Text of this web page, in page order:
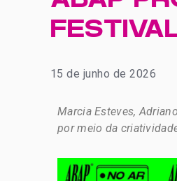
15 de junho de 2026
Marcia Esteves,
por meio da